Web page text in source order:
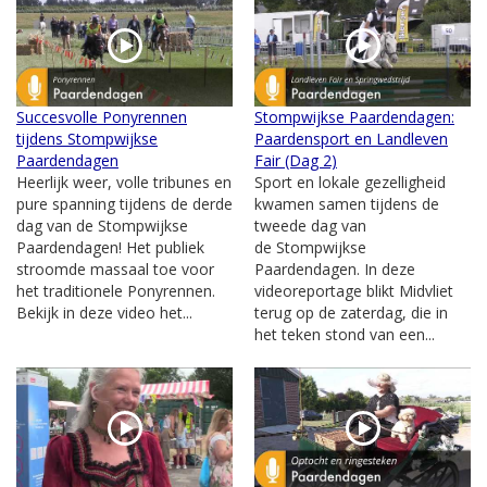
Succesvolle Ponyrennen
tijdens Stompwijkse
Paardendagen
Heerlijk weer, volle tribunes en
pure spanning tijdens de derde
dag van de Stompwijkse
Paardendagen! Het publiek
stroomde massaal toe voor
het traditionele Ponyrennen.
Bekijk in deze video het...
Stompwijkse Paardendagen:
Paardensport en Landleven
Fair (Dag 2)
Sport en lokale gezelligheid
kwamen samen tijdens de
tweede dag van
de Stompwijkse
Paardendagen. In deze
videoreportage blikt Midvliet
terug op de zaterdag, die in
het teken stond van een...